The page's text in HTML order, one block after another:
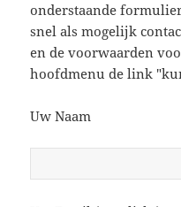
onderstaande
snel als mogelijk
en de voorwaarden
hoofdmenu de link
Uw Naam